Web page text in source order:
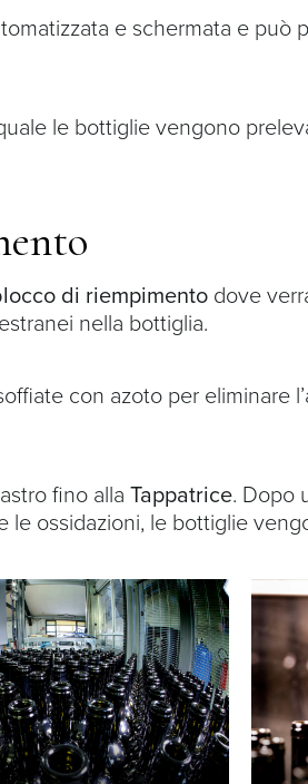
e schermata e può
le bottiglie vengono
di riempimento dove
nella bottiglia.
con azoto per eliminare
fino alla Tappatrice. Dopo
le ossidazioni, le bottiglie